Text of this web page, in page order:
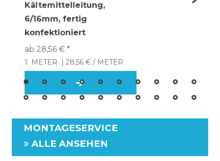
Kältemittelleitung,
6/16mm, fertig
konfektioniert
ab 28,56 € *
1 METER | 28,56 € / METER
MONTAGESERVICE
ALLE ANSEHEN